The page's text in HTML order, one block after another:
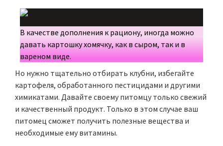
В качестве дополнения к рациону, иногда можно
давать картошку хомячку, как в сыром, так и в
вареном виде.
Но нужно тщательно отбирать клубни, избегайте
картофеля, обработанного пестицидами и другими
химикатами. Давайте своему питомцу только свежий
и качественный продукт. Только в этом случае ваш
питомец сможет получить полезные вещества и
необходимые ему витамины.